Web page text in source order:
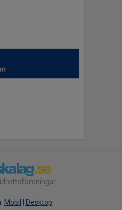
idrottsföreningar
Mobil Desktop